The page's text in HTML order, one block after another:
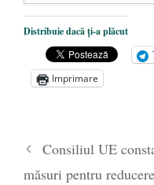
Dezvăluiri
președintele
Zelensky
- 13
Statul care
poetului
- 16 aprilie
Distribuie dacă ți-a plăcut
Imprimare
Consiliul UE
măsuri pentru